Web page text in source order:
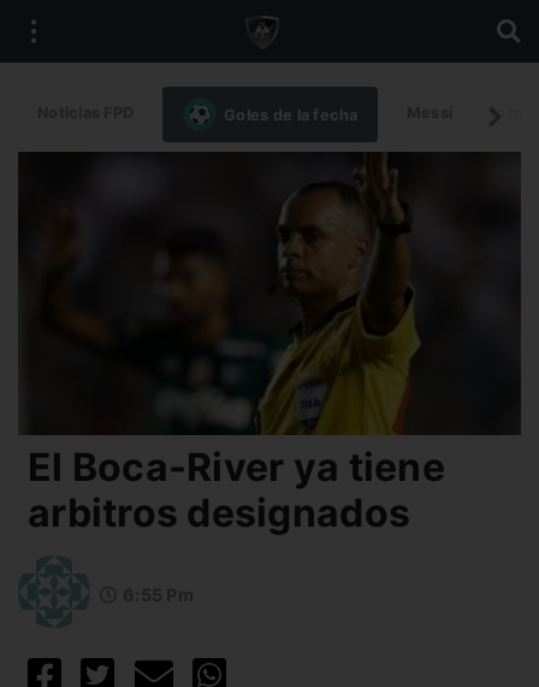
Goles de la fecha
El Boca-River ya tiene
arbitros designados